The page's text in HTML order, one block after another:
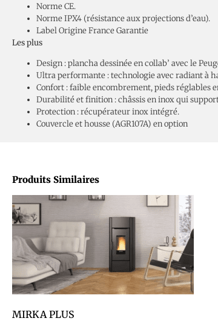
Norme CE.
Norme IPX4 (résistance aux projections d’eau).
Label Origine France Garantie
Les plus
Design : plancha dessinée en collab’ avec le
Ultra performante : technologie avec radiant à
Confort : faible encombrement, pieds réglables
Durabilité et finition : châssis en inox qui
Protection : récupérateur inox intégré.
Couvercle et housse (AGR107A) en option
Produits Similaires
MIRKA PLUS